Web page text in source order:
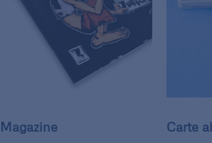
Magazine Carte